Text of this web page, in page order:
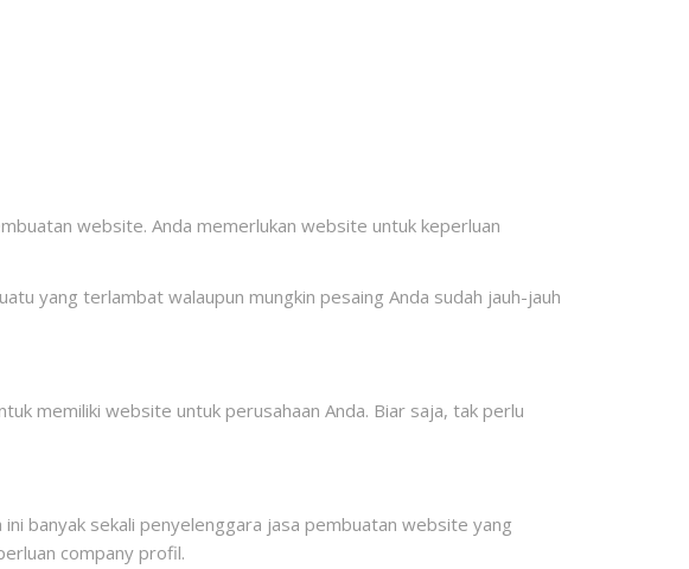
website. Anda memerlukan website untuk keperluan
yang terlambat walaupun mungkin pesaing Anda sudah jauh-jauh
memiliki website untuk perusahaan Anda. Biar saja, tak perlu
ini banyak sekali penyelenggara jasa pembuatan website yang
company profil.